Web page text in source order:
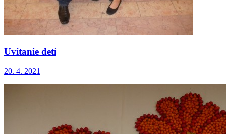
Uvítanie detí
20. 4. 2021